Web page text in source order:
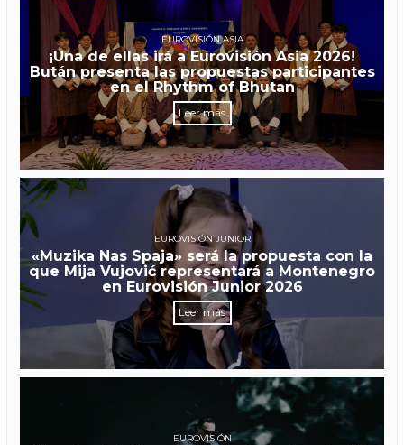
EUROVISIÓN ASIA
¡Una de ellas irá a Eurovisión Asia 2026!
Bután presenta las propuestas participantes
en el Rhythm of Bhutan
Leer más
EUROVISIÓN JUNIOR
«Muzika Nas Spaja» será la propuesta con la
que Mija Vujović representará a Montenegro
en Eurovisión Junior 2026
Leer más
EUROVISIÓN